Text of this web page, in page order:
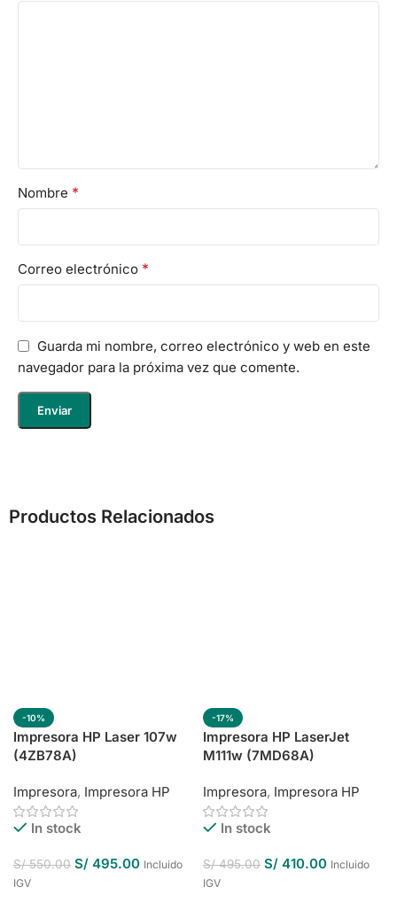
Nombre *
Correo electrónico *
Guarda mi nombre, correo electrónico y web en este
navegador para la próxima vez que comente.
Productos Relacionados
-10%
Impresora HP Laser 107w
(4ZB78A)
Impresora, Impresora HP
In stock
S/550.00 S/ 495.00 Incluido
IGV
-17%
Impresora HP LaserJet
M111w (7MD68A)
Impresora, Impresora HP
In stock
S/495.00 S/ 410.00 Incluido
IGV